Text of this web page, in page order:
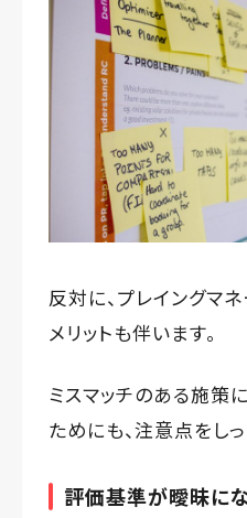
反対に、プレイングマ
メリットも伴います。
ミスマッチのある施策
ためにも、注意点をしっ
評価基準が曖昧に